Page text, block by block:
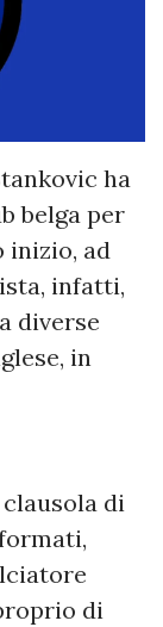
ha
belga per
inizio, ad
infatti,
diverse
in
di
di